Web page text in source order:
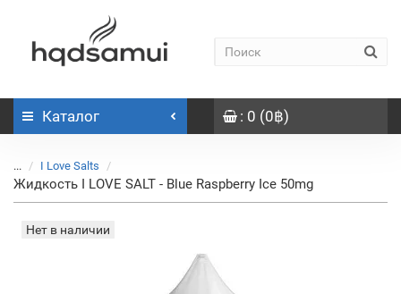
Каталог : 0 (0฿)
... I Love Salts
Жидкость I LOVE SALT - Blue Raspberry Ice 50mg
Нет в наличии